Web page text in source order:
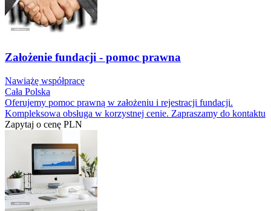
Założenie fundacji - pomoc prawna
Nawiążę współpracę
Cała Polska
Oferujemy pomoc prawną w założeniu i rejestracji fundacji.
Kompleksowa obsługa w korzystnej cenie. Zapraszamy do kontaktu
Zapytaj o cenę PLN